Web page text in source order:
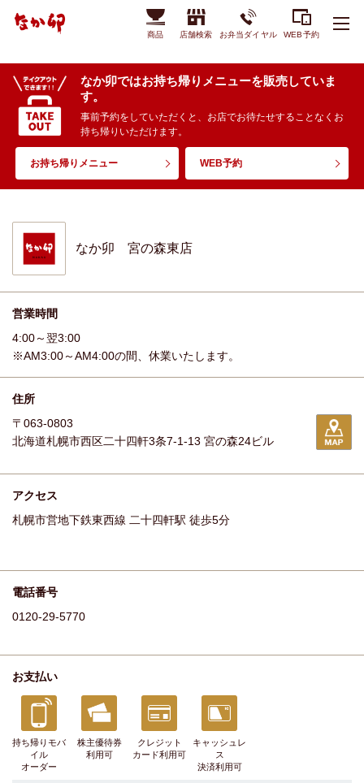
商品 店舗検索 お弁当ダイヤル WEB予約
なか卯ではお持ち帰りメニューを販売していま
す。
事前予約をしていただくと、お店でお待たせすることなくお
持ち帰りいただけます。
お持ち帰りメニュー WEB予約
なか卯 宮の森東店
営業時間
4:00～翌3:00
※AM3:00～AM4:00の間、休業いたします。
住所
〒063-0803
北海道札幌市西区二十四軒3条7-1-13 宮の森24ビル
アクセス
札幌市営地下鉄東西線 二十四軒駅 徒歩5分
電話番号
0120-29-5770
お支払い
持ち帰りモバ
イル
オーダー
株主優待券
利用可
クレジット
カード利用可
キャッシュレ
ス
決済利用可